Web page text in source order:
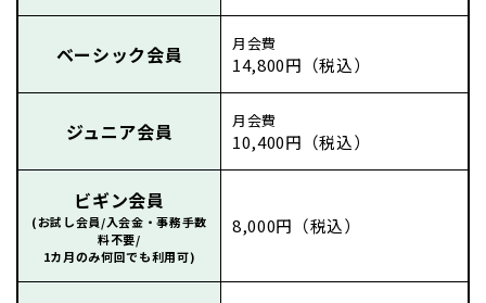
ベーシック会員 月会費
14,800円（税込）
ジュニア会員 月会費
10,400円（税込）
ビギン会員
(お試し会員/入会金・事務手数
料不要/
1カ月のみ何回でも利用可)
8,000円（税込）